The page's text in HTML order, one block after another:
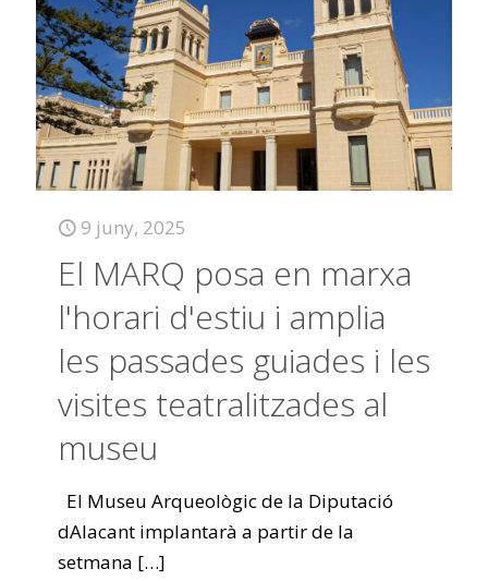
9 juny, 2025
El MARQ posa en marxa
l'horari d'estiu i amplia
les passades guiades i les
visites teatralitzades al
museu
El Museu Arqueològic de la Diputació
dAlacant implantarà a partir de la
setmana […]